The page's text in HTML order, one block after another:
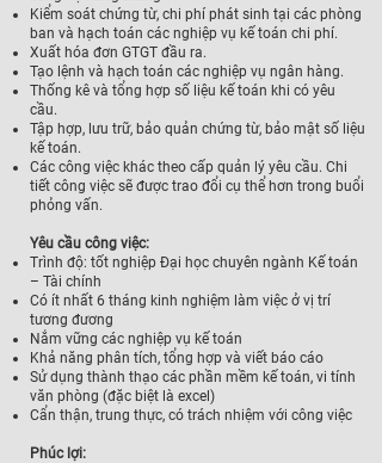
Kiểm soát chứng từ, chi phí phát sinh tại các phòng
ban và hạch toán các nghiệp vụ kế toán chi phí.
Xuất hóa đơn GTGT đầu ra.
Tạo lệnh và hạch toán các nghiệp vụ ngân hàng.
Thống kê và tổng hợp số liệu kế toán khi có yêu
cầu.
Tập hợp, lưu trữ, bảo quản chứng từ, bảo mật số liệu
kế toán.
Các công việc khác theo cấp quản lý yêu cầu. Chi
tiết công việc sẽ được trao đổi cụ thể hơn trong buổi
phỏng vấn.
Yêu cầu công việc:
Trình độ: tốt nghiệp Đại học chuyên ngành Kế toán
– Tài chính
Có ít nhất 6 tháng kinh nghiệm làm việc ở vị trí
tương đương
Nắm vững các nghiệp vụ kế toán
Khả năng phân tích, tổng hợp và viết báo cáo
Sử dụng thành thạo các phần mềm kế toán, vi tính
văn phòng (đặc biệt là excel)
Cẩn thận, trung thực, có trách nhiệm với công việc
Phúc lợi: